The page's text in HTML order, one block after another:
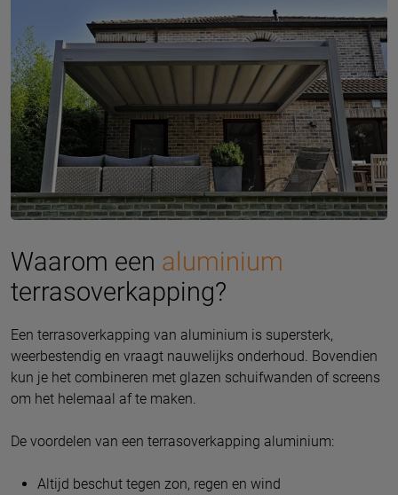
Waarom een aluminium
terrasoverkapping?
Een terrasoverkapping van aluminium is supersterk,
weerbestendig en vraagt nauwelijks onderhoud. Bovendien
kun je het combineren met glazen schuifwanden of screens
om het helemaal af te maken.
De voordelen van een terrasoverkapping aluminium:
Altijd beschut tegen zon, regen en wind